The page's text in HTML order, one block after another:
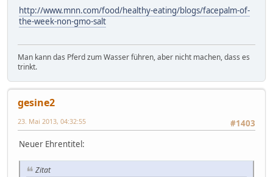
http://www.mnn.com/food/healthy-eating/blogs/facepalm-of-
the-week-non-gmo-salt
Man kann das Pferd zum Wasser führen, aber nicht machen, dass es
trinkt.
gesine2
#1403
23. Mai 2013, 04:32:55
Neuer Ehrentitel:
Zitat